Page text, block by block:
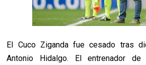
El Cuco Ziganda fue cesado tras
Antonio Hidalgo. El entrenador de